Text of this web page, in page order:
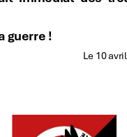
TT –
TT –
TT –
PAR LA